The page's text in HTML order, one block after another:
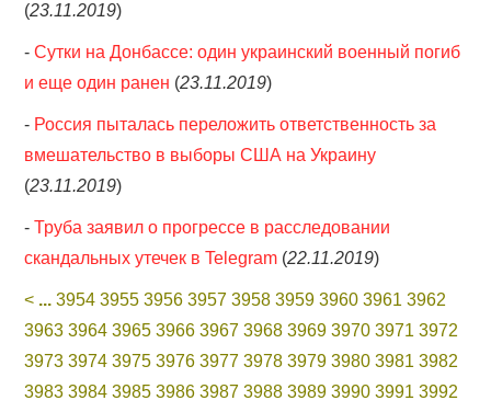
(23.11.2019)
-Сутки на Донбассе: один украинский военный погиб
и еще один ранен (23.11.2019)
- Россия пыталась переложить ответственность за
вмешательство в выборы США на Украину
(23.11.2019)
-Труба заявил о прогрессе в расследовании
скандальных утечек в Telegram (22.11.2019)
< ... 3954 3955 3956 3957 3958 3959 3960 3961 3962
3963 3964 3965 3966 3967 3968 3969 3970 3971 3972
3973 3974 3975 3976 3977 3978 3979 3980 3981 3982
3983 3984 3985 3986 3987 3988 3989 3990 3991 3992